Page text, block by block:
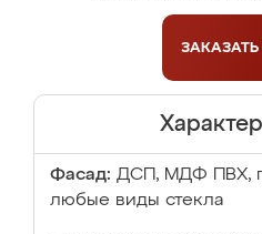
ЗАКАЗАТЬ
Фасад: ДСП, МДФ ПВХ,
любые виды стекла